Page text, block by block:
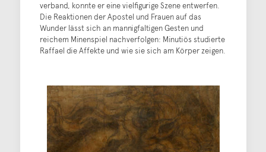
verband, konnte er eine vielfigurige Szene entwerfen.
Die Reaktionen der Apostel und Frauen auf das
Wunder lässt sich an mannigfaltigen Gesten und
reichem Minenspiel nachverfolgen: Minutiös studierte
Raffael die Affekte und wie sie sich am Körper zeigen.